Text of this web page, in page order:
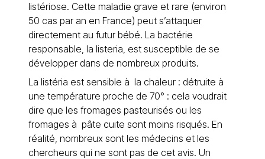
listériose. Cette maladie grave et rare (environ
50 cas par an en France) peut s’attaquer
directement au futur bébé. La bactérie
responsable, la listeria, est susceptible de se
développer dans de nombreux produits.
La listéria est sensible à la chaleur : détruite à
une température proche de 70° : cela voudrait
dire que les fromages pasteurisés ou les
fromages à pâte cuite sont moins risqués. En
réalité, nombreux sont les médecins et les
chercheurs qui ne sont pas de cet avis. Un